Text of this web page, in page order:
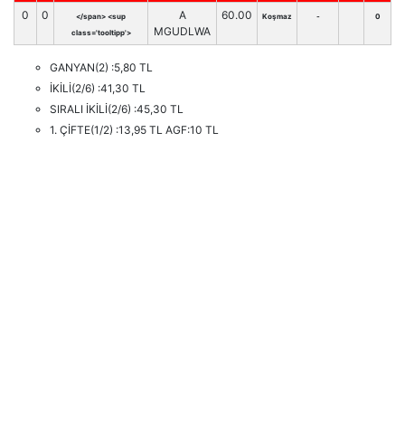
0
0
</span> <sup
class='tooltipp'>
A
MGUDLWA
60.00 Koşmaz - 0
GANYAN(2) :5,80 TL
İKİLİ(2/6) :41,30 TL
SIRALI İKİLİ(2/6) :45,30 TL
1. ÇİFTE(1/2) :13,95 TL AGF:10 TL